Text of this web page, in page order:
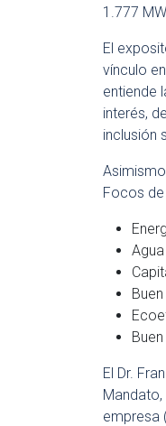
1.777
El
vínculo
entiende
interés,
inclusión
Focos
Agua
El Dr.
empresa